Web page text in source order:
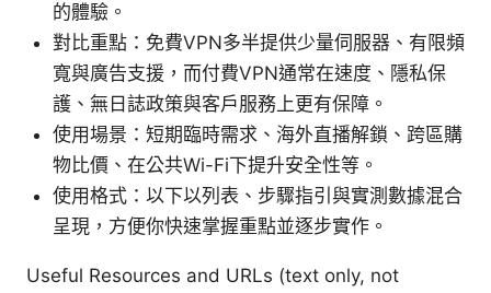
的體驗。
對比重點：免費VPN多半提供少量伺服器、有限頻
寬與廣告支援，而付費VPN通常在速度、隱私保
護、無日誌政策與客戶服務上更有保障。
使用場景：短期臨時需求、海外直播解鎖、跨區購
物比價、在公共Wi-Fi下提升安全性等。
使用格式：以下以列表、步驟指引與實測數據混合
呈現，方便你快速掌握重點並逐步實作。
Useful Resources and URLs (text only, not